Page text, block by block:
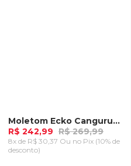
-10%Moletom Ecko Canguru Aberto Preto Mescla
R$ 242,99 R$ 269,99
8x de R$ 30,37 Ou no Pix (10% de
desconto)